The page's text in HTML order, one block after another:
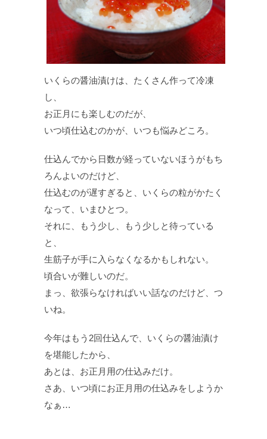
いくらの醤油漬けは、たくさん作って冷凍
し、
お正月にも楽しむのだが、
いつ頃仕込むのかが、いつも悩みどころ。
仕込んでから日数が経っていないほうがもち
ろんよいのだけど、
仕込むのが遅すぎると、いくらの粒がかたく
なって、いまひとつ。
それに、もう少し、もう少しと待っている
と、
生筋子が手に入らなくなるかもしれない。
頃合いが難しいのだ。
まっ、欲張らなければいい話なのだけど、つ
いね。
今年はもう2回仕込んで、いくらの醤油漬け
を堪能したから、
あとは、お正月用の仕込みだけ。
さあ、いつ頃にお正月用の仕込みをしようか
なぁ…